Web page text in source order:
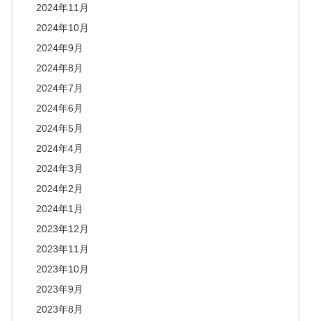
2024年11月
2024年10月
2024年9月
2024年8月
2024年7月
2024年6月
2024年5月
2024年4月
2024年3月
2024年2月
2024年1月
2023年12月
2023年11月
2023年10月
2023年9月
2023年8月